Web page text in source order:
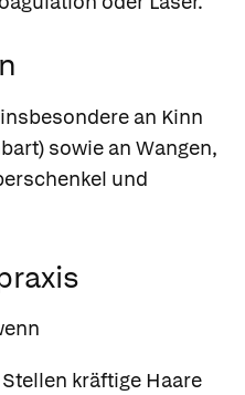
an Kinn
sowie an Wangen,
und
kräftige Haare